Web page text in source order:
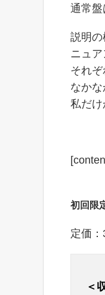
通常
説明の
ニュ
それ
なか
私だけ
初回限
定価：
＜